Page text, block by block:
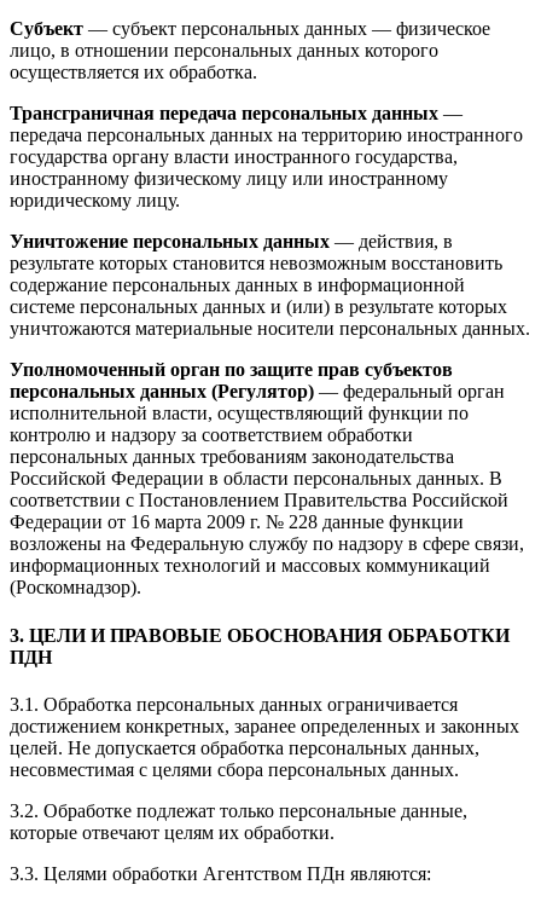
Субъект — субъект персональных данных — физическое
лицо, в отношении персональных данных которого
осуществляется их обработка.
Трансграничная передача персональных данных —
передача персональных данных на территорию иностранного
государства органу власти иностранного государства,
иностранному физическому лицу или иностранному
юридическому лицу.
Уничтожение персональных данных — действия, в
результате которых становится невозможным восстановить
содержание персональных данных в информационной
системе персональных данных и (или) в результате которых
уничтожаются материальные носители персональных данных.
Уполномоченный орган по защите прав субъектов
персональных данных (Регулятор) — федеральный орган
исполнительной власти, осуществляющий функции по
контролю и надзору за соответствием обработки
персональных данных требованиям законодательства
Российской Федерации в области персональных данных. В
соответствии с Постановлением Правительства Российской
Федерации от 16 марта 2009 г. № 228 данные функции
возложены на Федеральную службу по надзору в сфере связи,
информационных технологий и массовых коммуникаций
(Роскомнадзор).
3. ЦЕЛИ И ПРАВОВЫЕ ОБОСНОВАНИЯ ОБРАБОТКИ
ПДН
3.1. Обработка персональных данных ограничивается
достижением конкретных, заранее определенных и законных
целей. Не допускается обработка персональных данных,
несовместимая с целями сбора персональных данных.
3.2. Обработке подлежат только персональные данные,
которые отвечают целям их обработки.
3.3. Целями обработки Агентством ПДн являются: